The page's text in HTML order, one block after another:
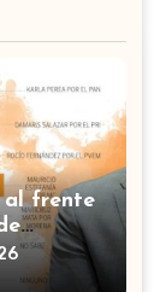
al frente